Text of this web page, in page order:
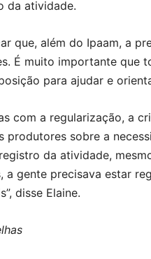
da atividade.
que, além do Ipaam, a
É muito importante que
para ajudar e
com a regularização, a
produtores sobre a
da atividade,
a gente precisava estar
disse Elaine.